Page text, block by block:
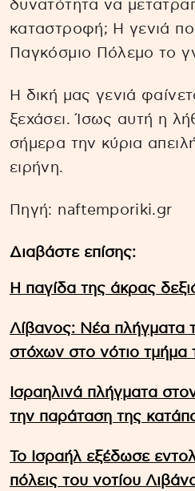
δυνατότητα να
καταστροφή; Η γενιά
Παγκόσμιο Πόλεμο το
Η δική μας γενιά
ξεχάσει. Ίσως αυτή η
σήμερα την κύρια
ειρήνη.
Πηγή: naftemporiki.gr
Διαβάστε επίσης:
Η παγίδα της άκρας
Λίβανος: Νέα πλήγματα
στόχων στο νότιο τμήμα
Ισραηλινά πλήγματα
την παράταση της
Το Ισραήλ εξέδωσε
πόλεις του νοτίου